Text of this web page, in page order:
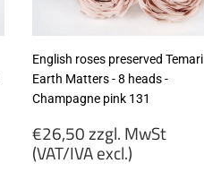
English roses preserved Temari
Earth Matters - 8 heads -
Champagne pink 131
Regular
price
€26,50 zzgl. MwSt
(VAT/IVA excl.)